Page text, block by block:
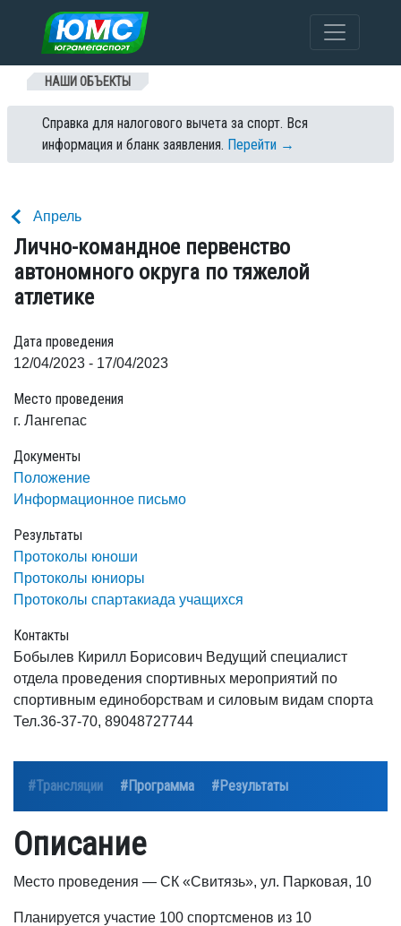
Перейти к содержанию
НАШИ ОБЪЕКТЫ
Справка для налогового вычета за спорт. Вся
информация и бланк заявления. Перейти →
Апрель
Лично-командное первенство
автономного округа по тяжелой
атлетике
Дата проведения
12/04/2023 - 17/04/2023
Место проведения
г. Лангепас
Документы
Положение
Информационное письмо
Результаты
Протоколы юноши
Протоколы юниоры
Протоколы спартакиада учащихся
Контакты
Бобылев Кирилл Борисович Ведущий специалист
отдела проведения спортивных мероприятий по
спортивным единоборствам и силовым видам спорта
Тел.36-37-70, 89048727744
#Трансляции #Программа #Результаты
Описание
Место проведения — СК «Свитязь», ул. Парковая, 10
Планируется участие 100 спортсменов из 10